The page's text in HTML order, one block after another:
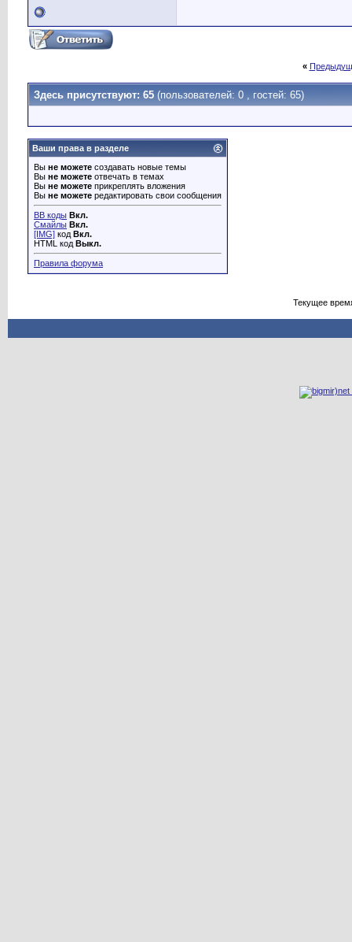
«
Здесь присутствуют: 65 (пользователей: 0 , гостей: 65)
Ваши права в разделе
Вы не можете создавать новые темы
Вы не можете отвечать в темах
Вы не можете прикреплять вложения
Вы не можете редактировать свои сообщения
BB коды Вкл.
Смайлы Вкл.
[IMG] код Вкл.
HTML код Выкл.
Правила форума
Текущее